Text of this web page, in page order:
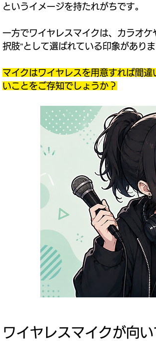
というイメージを持たれがちです。
一方でワイヤレスマイクは、カラオ
択肢”として選ばれている印象がありま
マイクはワイヤレスを用意すれば間
いことをご存知でしょうか？
ワイヤレスマイクが向